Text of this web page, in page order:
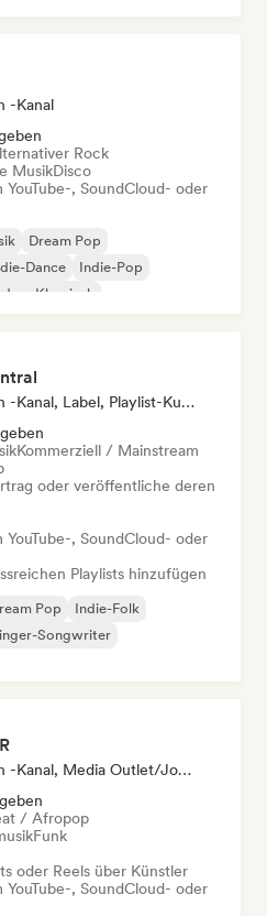
-Kanal
Rock
MusikDisco
, SoundCloud- oder
Dream Pop
Dance
Indie-Pop
Klassisch
YouTube/Twitch -Kanal, Label, Playlist-Kurator, Radiosender
Kommerziell / Mainstream
oder veröffentliche deren
, SoundCloud- oder
Playlists hinzufügen
Pop
Indie-Folk
Songwriter
YouTube/Twitch -Kanal, Media Outlet/Journalist, Social Media Influencer
/ Afropop
Funk
oder Reels über Künstler
, SoundCloud- oder